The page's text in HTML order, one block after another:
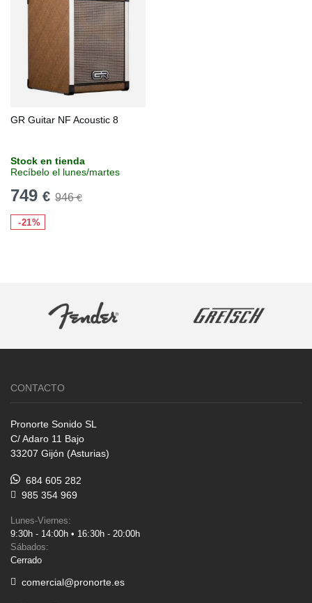
GR Guitar NF Acoustic 8
Stock en tienda
Recíbelo el lunes/martes
749 € 946€
-21%
CONTACTO
Pronorte Sonido SL
C/ Adaro 11 Bajo
33207 Gijón (Asturias)
684 605 282
985 354 969
Lunes-Viernes:
9:30h - 14:00h • 16:30h - 20:00h
Sábados:
Cerrado
comercial@pronorte.es